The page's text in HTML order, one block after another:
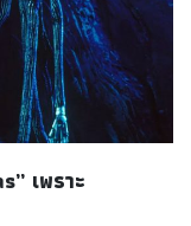
เพราะ